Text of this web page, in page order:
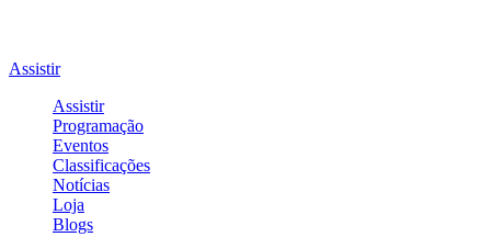
Assistir
Assistir
Programação
Eventos
Classificações
Notícias
Loja
Blogs